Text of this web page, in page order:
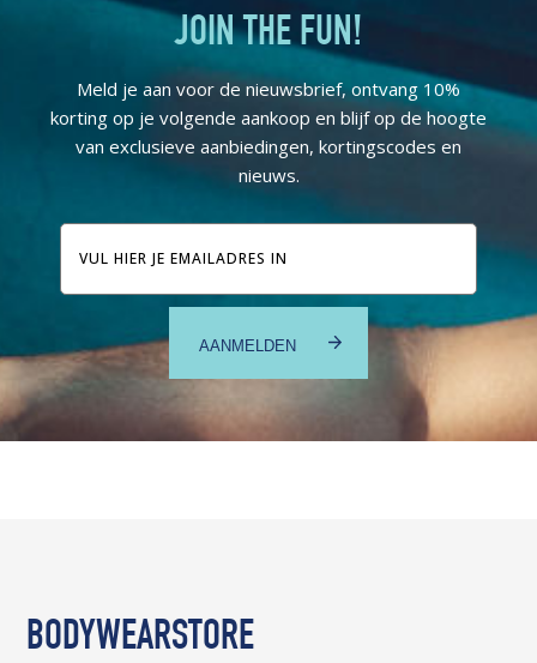
JOIN THE FUN!
Meld je aan voor de nieuwsbrief, ontvang 10%
korting op je volgende aankoop en blijf op de hoogte
van exclusieve aanbiedingen, kortingscodes en
nieuws.
E-
mailadres
BODYWEARSTORE